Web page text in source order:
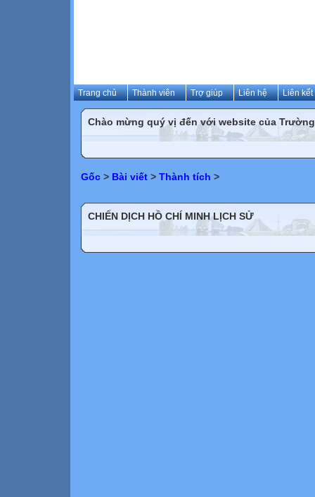
Trang chủ Thành viên Trợ giúp Liên hệ Liên kết
Chào mừng quý vị đến với website của Trường
Gốc > Bài viết > Thành tích >
CHIẾN DỊCH HỒ CHÍ MINH LỊCH SỬ